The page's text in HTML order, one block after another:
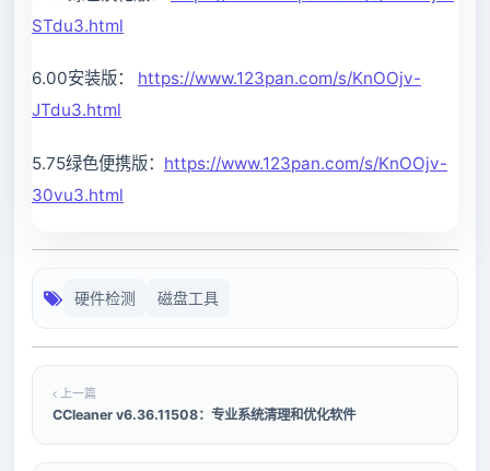
STdu3.html
6.00安装版： https://www.123pan.com/s/KnOOjv-
JTdu3.html
5.75绿色便携版： https://www.123pan.com/s/KnOOjv-
30vu3.html
硬件检测 磁盘工具
上一篇
CCleaner v6.36.11508：专业系统清理和优化软件